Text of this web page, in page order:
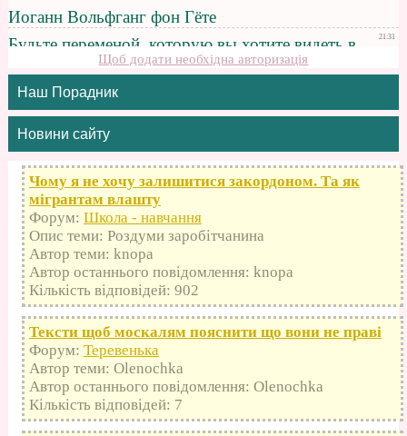
Щоб додати необхідна авторизація
Наш Порадник
Новини сайту
Чому я не хочу залишитися закордоном. Та як
мігрантам влашту
Форум: Школа - навчання
Опис теми: Роздуми заробітчанина
Автор теми: knopa
Автор останнього повідомлення: knopa
Кількість відповідей: 902
Тексти щоб москалям пояснити що вони не праві
Форум: Теревенька
Автор теми: Olenochka
Автор останнього повідомлення: Olenochka
Кількість відповідей: 7